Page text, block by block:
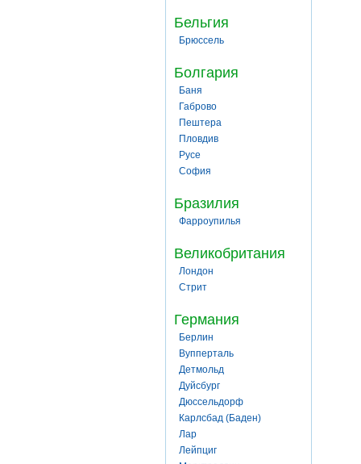
Бельгия
Брюссель
Болгария
Баня
Габрово
Пештера
Пловдив
Русе
София
Бразилия
Фарроупилья
Великобритания
Лондон
Стрит
Германия
Берлин
Вупперталь
Детмольд
Дуйсбург
Дюссельдорф
Карлсбад (Баден)
Лар
Лейпциг